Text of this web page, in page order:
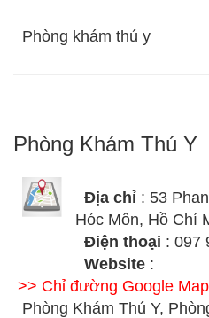
Phòng khám thú y
Phòng Khám Thú Y
Địa chỉ : 53
Hóc Môn, Hồ Chí
Điện thoại : 097
Website :
>> Chỉ đường Google
Phòng Khám Thú Y,